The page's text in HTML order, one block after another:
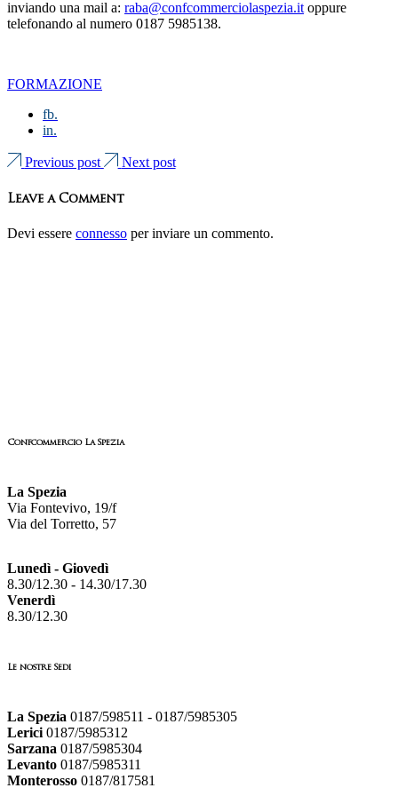
inviando una mail a: raba@confcommerciolaspezia.itoppure
telefonando al numero 0187 5985138.
FORMAZIONE
fb.
in.
Previous post Next post
Leave a Comment
Devi essere connesso per inviare un commento.
Confcommercio La Spezia
La Spezia
Via Fontevivo, 19/f
Via del Torretto, 57
Lunedì - Giovedì
8.30/12.30 - 14.30/17.30
Venerdì
8.30/12.30
Le nostre Sedi
La Spezia 0187/598511 - 0187/5985305
Lerici 0187/5985312
Sarzana 0187/5985304
Levanto 0187/5985311
Monterosso 0187/817581